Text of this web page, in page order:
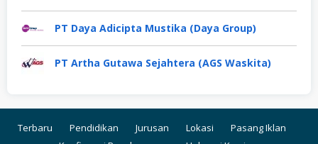
PT Daya Adicipta Mustika (Daya Group)
PT Artha Gutawa Sejahtera (AGS Waskita)
Terbaru Pendidikan Jurusan Lokasi
Pasang Iklan